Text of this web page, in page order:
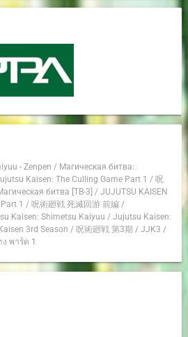
- Zenpen / Магическая битва:
Kaisen: The Culling Game Part 1 / 呪
битва [ТВ-3] / JUJUTSU KAISEN
1 / 呪術廻戦 死滅回游 前編/
Kaisen: Shimetsu Kaiyuu / Jujutsu Kaisen:
3rd Season / 呪術廻戦 第3期 / JJK3 /
พาร์ต 1